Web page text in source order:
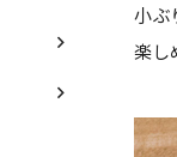
小ぶ
楽し